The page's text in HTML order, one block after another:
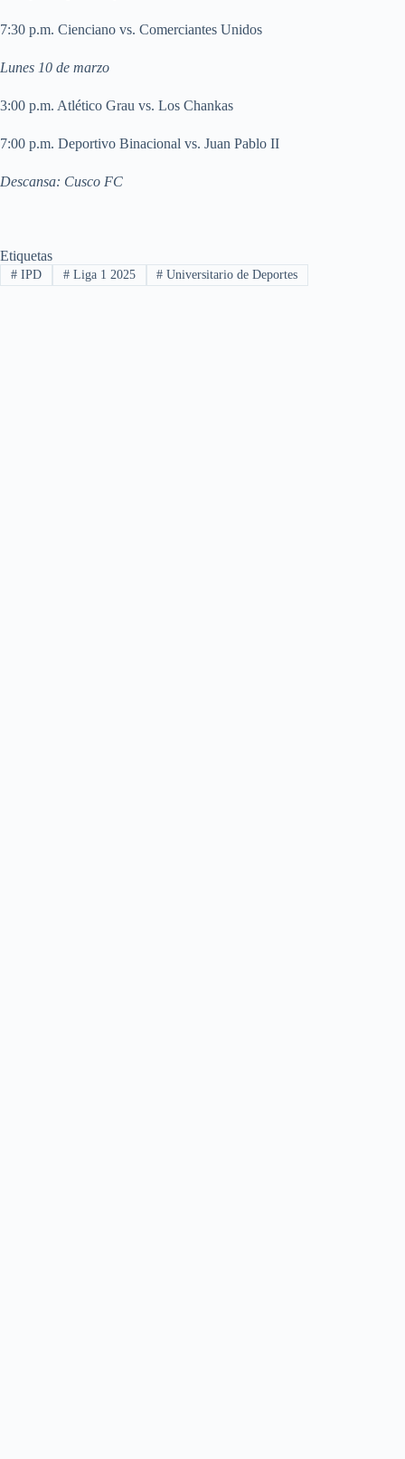
7:30 p.m. Cienciano vs. Comerciantes Unidos
Lunes 10 de marzo
3:00 p.m. Atlético Grau vs. Los Chankas
7:00 p.m. Deportivo Binacional vs. Juan Pablo II
Descansa: Cusco FC
Etiquetas
#IPD #Liga 1 2025 # Universitario de Deportes